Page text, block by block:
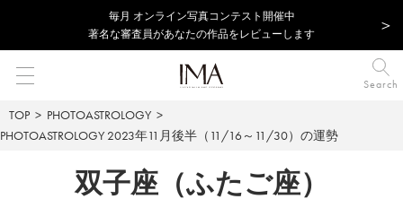
毎⽉ オンライン写真コンテスト開催中
著名な審査員があなたの作品をレビューします
Search
TOP
PHOTOASTROLOGY
PHOTOASTROLOGY 2023年11月後半（11/16～11/30）の運勢
双子座（ふたご座）